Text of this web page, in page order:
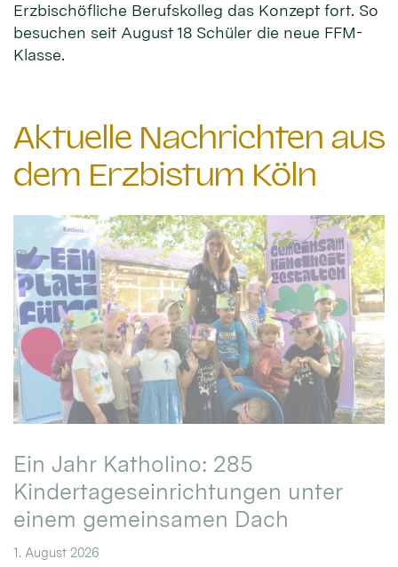
Erzbischöfliche Berufskolleg das Konzept fort. So
besuchen seit August 18 Schüler die neue FFM-
Klasse.
Aktuelle Nachrichten aus
dem Erzbistum Köln
Ein Jahr Katholino: 285
Kindertageseinrichtungen unter
einem gemeinsamen Dach
1. August 2026